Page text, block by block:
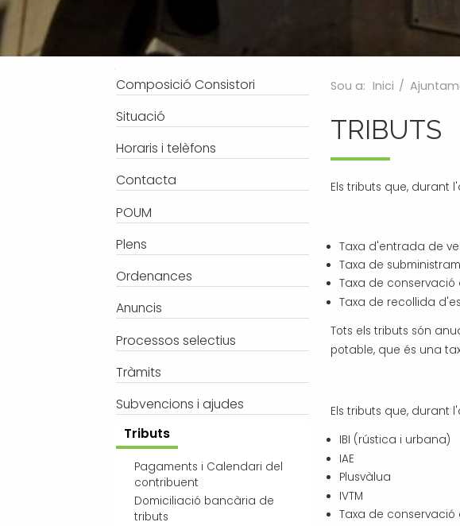
Processos selectius
Tràmits
Bústia de suggeriments
Joventut
Salut
Jutjat de Pau i Registre Civil
Navegació
Composició Consistori
Situació
Horaris i telèfons
Contacta
POUM
Plens
Ordenances
Anuncis
Processos selectius
Tràmits
Subvencions i ajudes
Tributs
Pagaments i Calendari del
contribuent
Domiciliació bancària de
tributs
Sou a: Inici /
TRIBUTS
Els tributs que, durant
Taxa d'entrada de
Taxa de
Taxa de
Taxa de recollida
Tots els tributs són
potable, que és una
Els tributs que, durant
IBI (rústica i urbana)
IAE
Plusvàlua
IVTM
Taxa de conservació